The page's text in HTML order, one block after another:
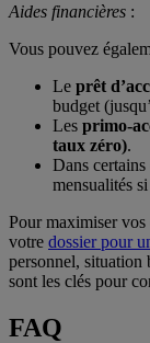
Aides financières :
Vous pouvez
Le prêt
budget
Les primo-
taux zéro).
Dans certains
mensualités
Pour maximiser vos
votre dossier pour
personnel, situation
sont les clés pour
FAQ